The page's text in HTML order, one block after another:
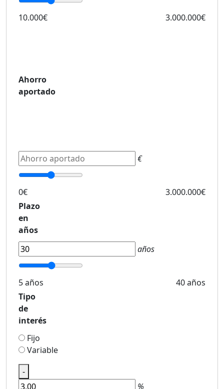
10.000€ 3.000.000€
Ahorro
aportado
€
0€
3.000.000€
Plazo
en
años
años
5 años
40 años
Tipo
de
interés
Fijo
Variable
-
%